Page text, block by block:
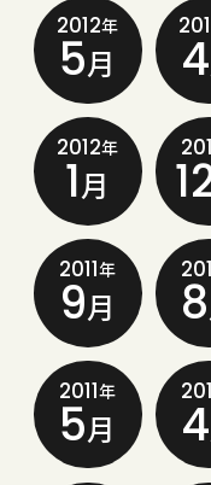
2012年
5月 4
2012年
1月
2011年
9月 8
2011年
5月 4